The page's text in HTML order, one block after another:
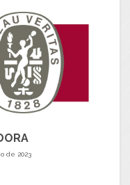
de 2023